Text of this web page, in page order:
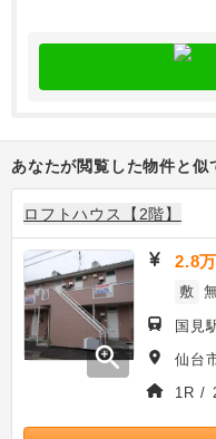
あなたが閲覧した物件と似
ロフトハウス【2階】
zoom_in
2.8
敷
国見
仙台
1R /